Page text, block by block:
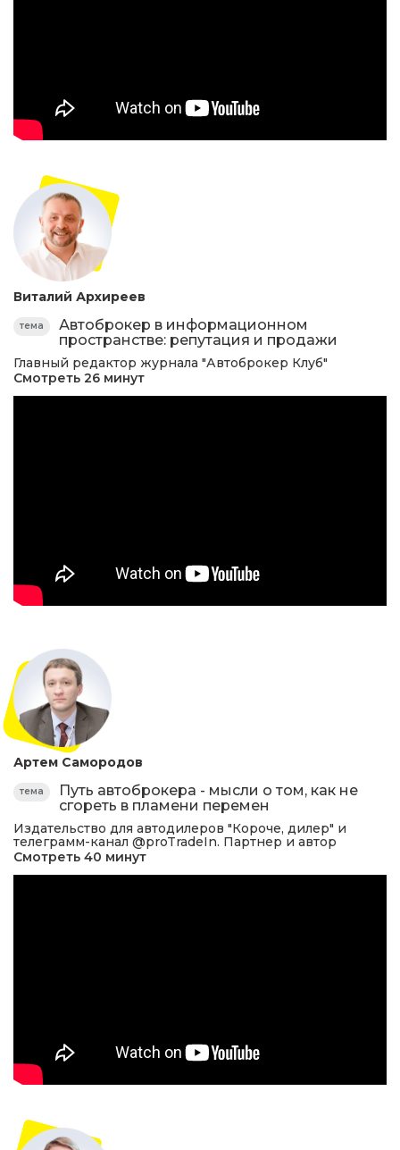
Виталий Архиреев
тема
Автоброкер в информационном
пространстве: репутация и продажи
Главный редактор журнала "Автоброкер Клуб"
Смотреть 26 минут
Артем Самородов
тема
Путь автоброкера - мысли о том, как не
сгореть в пламени перемен
Издательство для автодилеров "Короче, дилер" и
телеграмм-канал @proTradeIn. Партнер и автор
Смотреть 40 минут